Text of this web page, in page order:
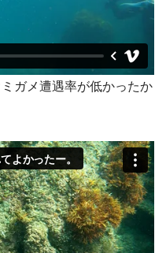
ガメ遭遇率が低かったか